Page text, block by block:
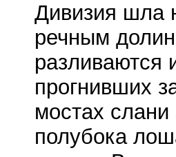
Дивизия шла
речным
разливаются
прогнивших
мостах слани
полубока